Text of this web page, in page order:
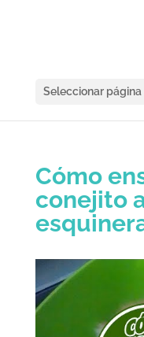
Seleccionar página
Cómo
conejito